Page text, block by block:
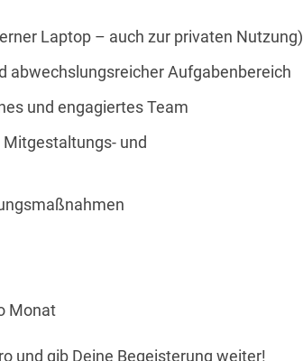
Laptop – auch zur privaten Nutzung)
abwechslungsreicher Aufgabenbereich
und engagiertes Team
und
Monat
und gib Deine Begeisterung weiter!